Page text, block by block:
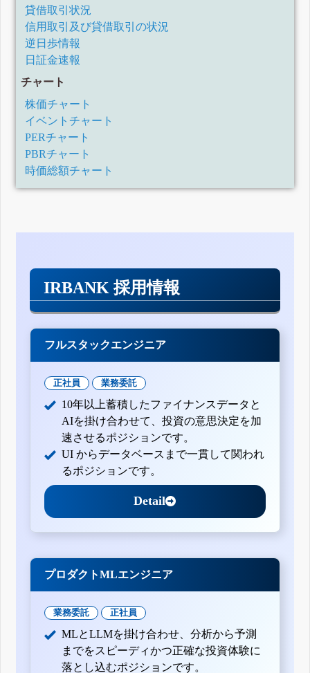
貸借取引状況
信用取引及び貸借取引の状況
逆日歩情報
日証金速報
チャート
株価チャート
イベントチャート
PERチャート
PBRチャート
時価総額チャート
IRBANK 採用情報
フルスタックエンジニア
正社員 業務委託
10年以上蓄積したファイナンスデータと
AIを掛け合わせて、投資の意思決定を加
速させるポジションです。
UI からデータベースまで一貫して関われ
るポジションです。
Detail
プロダクトMLエンジニア
業務委託 正社員
MLとLLMを掛け合わせ、分析から予測
までをスピーディかつ正確な投資体験に
落とし込むポジションです。